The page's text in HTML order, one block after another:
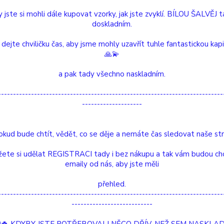
jste si mohli dále kupovat vzorky, jak jste zvyklí. BÍLOU ŠALVĚJ
doskladním.
dejte chviličku čas, aby jsme mohly uzavřít tuhle fantastickou
🙏💫
a pak tady všechno naskladním.
--------------------
bude chtít, vědět, co se děje a nemáte čas sledovat naše
si udělat REGISTRACI tady i bez nákupu a tak vám budou
emaily od nás, aby jste měli
přehled.
---------------------------